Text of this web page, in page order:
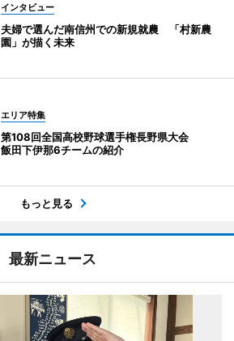
インタビュー
夫婦で選んだ南信州での新規就農 「村新農
園」が描く未来
エリア特集
第108回全国高校野球選手権長野県大会
飯田下伊那6チームの紹介
もっと見る
最新ニュース